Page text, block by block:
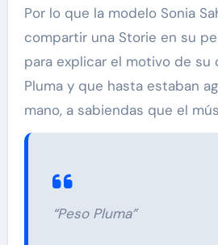
Por lo que la modelo Sonia
compartir una Storie en su
para explicar el motivo de su
Pluma y que hasta estaban
mano, a sabiendas que el
“Peso Pluma”